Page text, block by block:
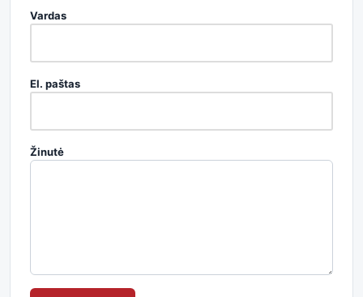
Vardas
El. paštas
Žinutė